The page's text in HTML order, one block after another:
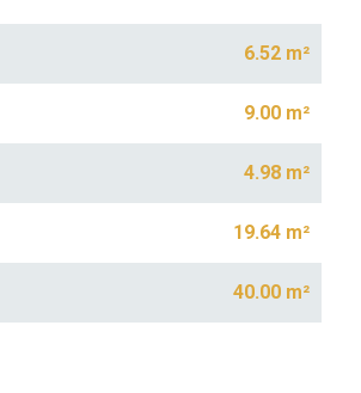
6.52 m²
9.00 m²
4.98 m²
19.64 m²
40.00 m²